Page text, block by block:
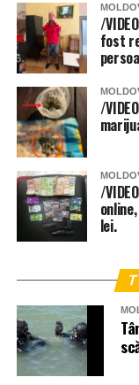
parcările
/
fost
/
/
lei.